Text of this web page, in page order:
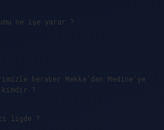
ne işe yarar ?
beraber Mekke’den Medine’ye
kimdir ?
ligde ?